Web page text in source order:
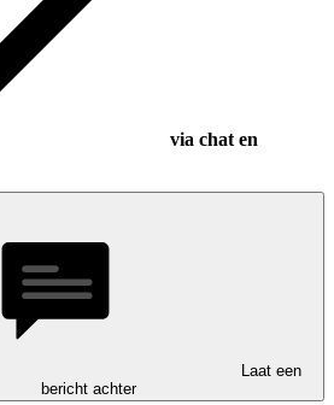
via chat en
Laat een
bericht achter